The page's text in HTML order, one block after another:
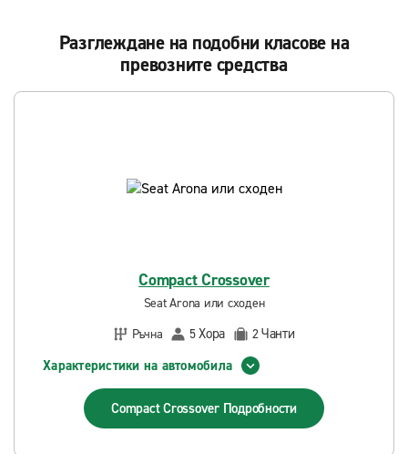
Разглеждане на подобни класове на
превозните средства
Compact Crossover
Seat Arona или сходен
Ръчна
5Хора 2Чанти
Характеристики на автомобила
Compact Crossover Подробности